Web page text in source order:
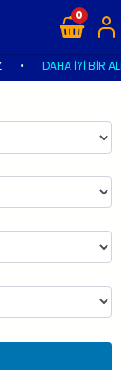
• DAHA İYİ BİR
0